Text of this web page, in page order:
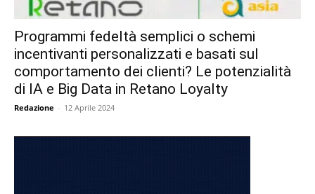
Programmi fedeltà semplici o schemi
incentivanti personalizzati e basati sul
comportamento dei clienti? Le potenzialità
di IA e Big Data in Retano Loyalty
Redazione - 12 Aprile 2024